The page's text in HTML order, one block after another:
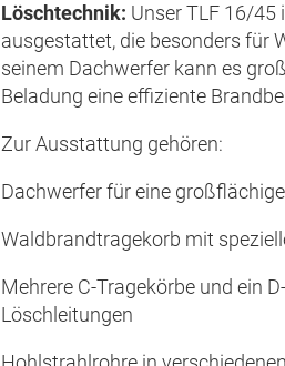
Löschtechnik: Unser TLF 16/
ausgestattet, die besonders für
seinem Dachwerfer kann es
Beladung eine effiziente
Zur Ausstattung gehören:
Dachwerfer für eine
Waldbrandtragekorb mit
Mehrere C-Tragekörbe und ein
Löschleitungen